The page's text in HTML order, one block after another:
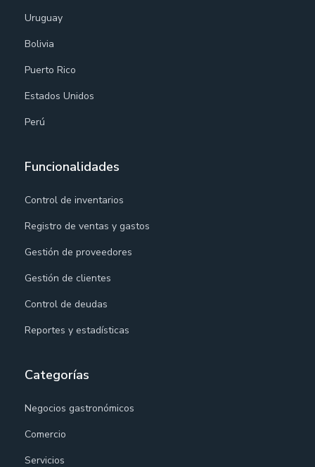
Uruguay
Bolivia
Puerto Rico
Estados Unidos
Perú
Funcionalidades
Control de inventarios
Registro de ventas y gastos
Gestión de proveedores
Gestión de clientes
Control de deudas
Reportes y estadísticas
Categorías
Negocios gastronómicos
Comercio
Servicios